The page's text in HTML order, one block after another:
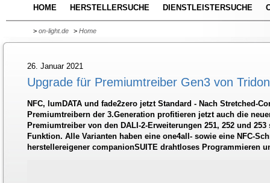
HOME HERSTELLERSUCHE DIENSTLEISTERSUCHE
> on-light.de > Home
26. Januar 2021
Upgrade für Premiumtreiber Gen3 von
NFC, lumDATA und fade2zero jetzt Standard - Nach Stretched-
Premiumtreibern der 3.Generation profitieren jetzt auch die
Premiumtreiber von den DALI-2-Erweiterungen 251, 252 und 253
Funktion. Alle Varianten haben eine one4all- sowie eine NFC-
herstellereigener companionSUITE drahtloses Programmieren